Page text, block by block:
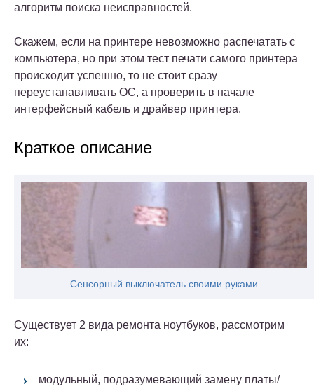
алгоритм поиска неисправностей.
Скажем, если на принтере невозможно распечатать с
компьютера, но при этом тест печати самого принтера
происходит успешно, то не стоит сразу
переустанавливать ОС, а проверить в начале
интерфейсный кабель и драйвер принтера.
Краткое описание
Сенсорный выключатель своими руками
Существует 2 вида ремонта ноутбуков, рассмотрим
их:
модульный, подразумевающий замену платы/